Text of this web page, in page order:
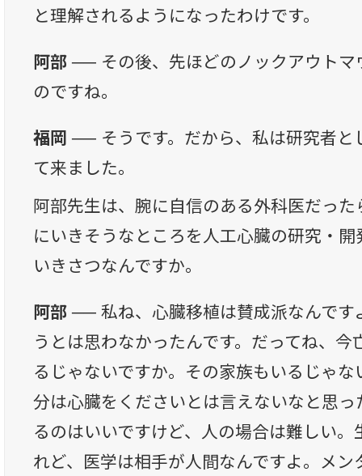
と理解されるようになったわけです。
阿部 ── その後、先ほどのノックアウト
のですね。
福岡 ── そうです。だから、私は研究者
て来ました。
阿部先生は、腕に自信のある外科医だっ
にいきそうなところを人工心臓の研究・
いきさつなんですか。
阿部 ── 私ね、心臓移植は賛成派なんで
うとは思わなかったんです。だってね、今
るじゃないですか。その家族もいるじゃ
分は心臓をくださいとは言えないなと思
るのはいいですけど、人の場合は難しい
れど、医学は相手が人間なんですよ。メン